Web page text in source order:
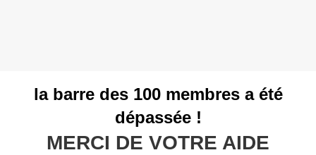
la barre des 100 membres a été
dépassée !
MERCI DE VOTRE AIDE